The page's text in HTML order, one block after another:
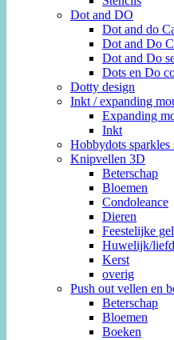
Dot and DO
Dot and do
Dot and Do
Dot and Do
Dots en Do
Dotty design
Inkt / expanding
Expanding
Inkt
Hobbydots sparkles
Knipvellen 3D
Beterschap
Bloemen
Condoleance
Dieren
Feestelijke
Huwelijk/
Kerst
overig
Push out vellen en
Beterschap
Bloemen
Boeken